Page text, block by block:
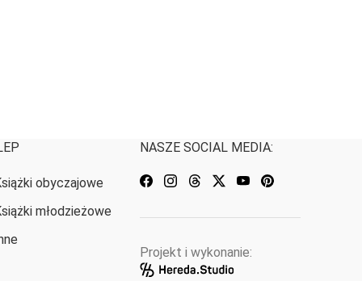
obyczajowe
młodzieżowe
NASZE SOCIAL MEDIA:
Projekt i wykonanie: